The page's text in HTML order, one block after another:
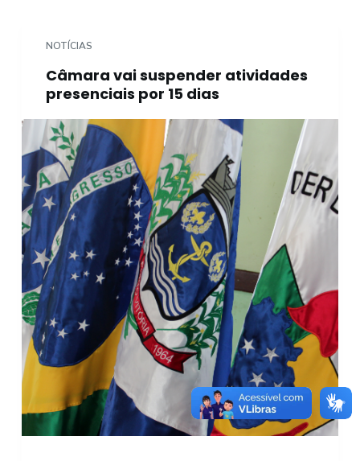
NOTÍCIAS
Câmara vai suspender atividades
presenciais por 15 dias